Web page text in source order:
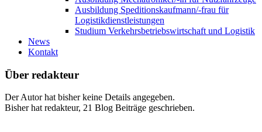
Ausbildung Speditionskaufmann/-frau für
Logistikdienstleistungen
Studium Verkehrsbetriebswirtschaft und Logistik
News
Kontakt
Über redakteur
Der Autor hat bisher keine Details angegeben.
Bisher hat redakteur, 21 Blog Beiträge geschrieben.